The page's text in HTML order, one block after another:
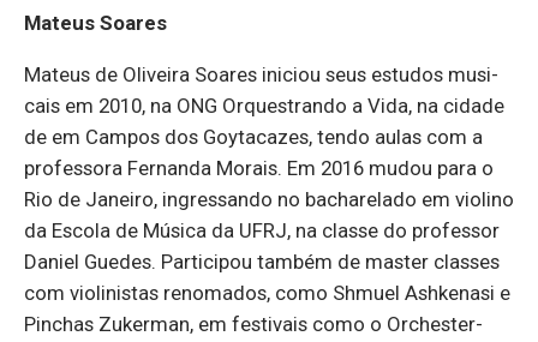
Mateus So­ares
Ma­teus de Oli­veira So­ares ini­ciou seus es­tudos mu­si­
cais em 2010, na ONG Or­ques­trando a Vida, na ci­dade
de em Campos dos Goy­ta­cazes, tendo aulas com a
pro­fes­sora Fer­nanda Mo­rais. Em 2016 mudou para o
Rio de Ja­neiro, in­gres­sando no ba­cha­re­lado em vi­o­lino
da Es­cola de Mú­sica da UFRJ, na classe do pro­fessor
Da­niel Guedes. Par­ti­cipou também de master classes
com vi­o­li­nistas re­no­mados, como Sh­muel Ash­ke­nasi e
Pin­chas Zu­kerman, em fes­ti­vais como o Or­ches­ter­